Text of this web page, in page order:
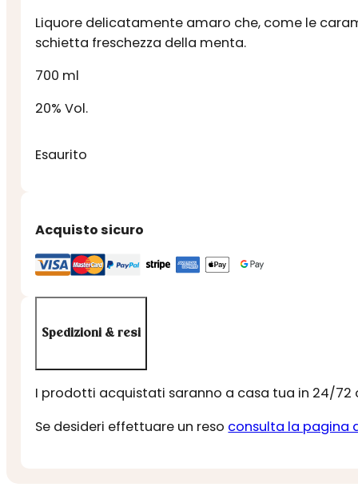
Liquore delicatamente amaro che, come le
schietta freschezza della menta.
700 ml
20% Vol.
Esaurito
Acquisto sicuro
Spedizioni & resi
I prodotti acquistati saranno a casa tua in 24/72
Se desideri effettuare un reso consulta la pagina